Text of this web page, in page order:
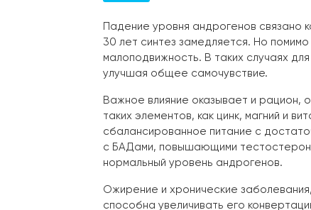
Падение уровня андрогенов связано
30 лет синтез замедляется. Но
малоподвижность. В таких случаях
улучшая общее самочувствие.
Важное влияние оказывает и рацион,
таких элементов, как цинк, магний и
сбалансированное питание с
с БАДами, повышающими тестостерон
нормальный уровень андрогенов.
Ожирение и хронические
способна увеличивать его